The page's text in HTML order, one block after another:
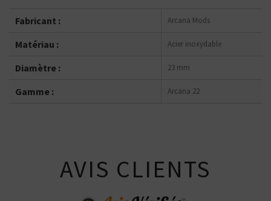
Fabricant : Arcana Mods
Matériau : Acier inoxydable
Diamètre : 23 mm
Gamme : Arcana 22
AVIS CLIENTS